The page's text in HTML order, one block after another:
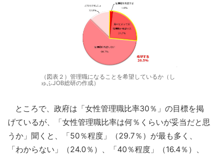
（図表２）管理職になることを希望しているか（し
ゅふJOB総研の作成）
ところで、政府は「女性管理職比率30％」の目標を掲
げているが、「女性管理職比率は何％くらいが妥当だと思
うか」聞くと、「50％程度」（29.7％）が最も多く、
「わからない」（24.0％）、「40％程度」（16.4％）、